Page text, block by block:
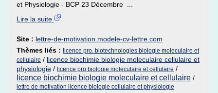
et Physiologie - BCP 23 Décembre ...
Lire la suite
Site : lettre-de-motivation.modele-cv-lettre.com
Thèmes liés : licence pro. biotechnologies biologie moleculaire et
cellulaire / licence biochimie biologie moleculaire cellulaire et
physiologie / licence pro biologie moleculaire et cellulaire /
licence biochimie biologie moleculaire et cellulaire /
lettre de motivation licence biologie cellulaire et physiologie